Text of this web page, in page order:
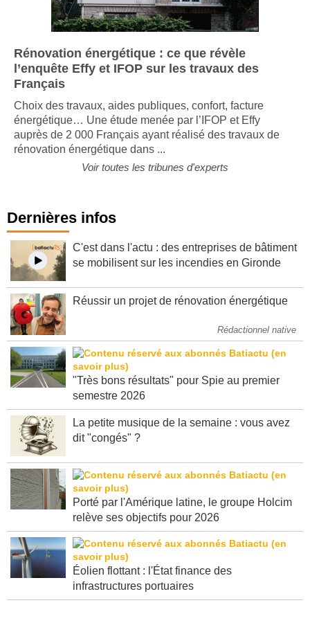
Rénovation énergétique : ce que révèle
l’enquête Effy et IFOP sur les travaux des
Français
Choix des travaux, aides publiques, confort, facture
énergétique… Une étude menée par l’IFOP et Effy
auprès de 2 000 Français ayant réalisé des travaux de
Dernières infos
C'est dans l'actu : des entreprises de bâtiment
Rédactionnel native
"Très bons résultats" pour Spie au premier
La petite musique de la semaine : vous avez
Porté par l'Amérique latine, le groupe Holcim
Éolien flottant : l'État finance des